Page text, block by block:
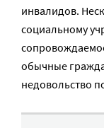
инвалидов.
социальному
обычные
недовольство